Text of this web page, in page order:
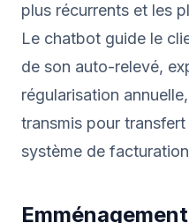
plus récurrents et les
Le chatbot guide le
de son auto-relevé,
régularisation
transmis pour
système de